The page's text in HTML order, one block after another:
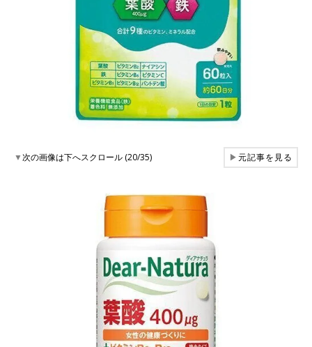
▼次の画像は下へスクロール (20/35) ▶元記事を見る